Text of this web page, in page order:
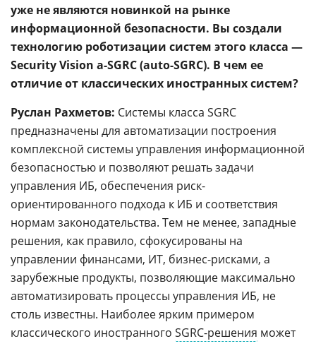
уже не являются новинкой на рынке
информационной безопасности. Вы создали
технологию роботизации систем этого класса —
Security Vision a-SGRC (auto-SGRC). В чем ее
отличие от классических иностранных систем?
Руслан Рахметов: Системы класса SGRC
предназначены для автоматизации построения
комплексной системы управления информационной
безопасностью и позволяют решать задачи
управления ИБ, обеспечения риск-
ориентированного подхода к ИБ и соответствия
нормам законодательства. Тем не менее, западные
решения, как правило, сфокусированы на
управлении финансами, ИТ, бизнес-рисками, а
зарубежные продукты, позволяющие максимально
автоматизировать процессы управления ИБ, не
столь известны. Наиболее ярким примером
классического иностранного SGRC-решения может